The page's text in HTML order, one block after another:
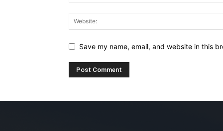
Save my name, email, and website in this